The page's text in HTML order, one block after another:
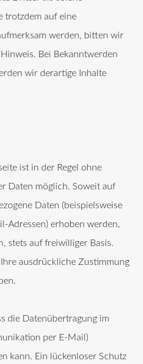
trotzdem auf eine
werden, bitten wir
Bei Bekanntwerden
wir derartige Inhalte
ist in der Regel ohne
Daten möglich. Soweit auf
Daten (beispielsweise
Adressen) erhoben werden,
stets auf freiwilliger Basis.
ausdrückliche Zustimmung
die Datenübertragung im
per E-Mail)
kann. Ein lückenloser Schutz